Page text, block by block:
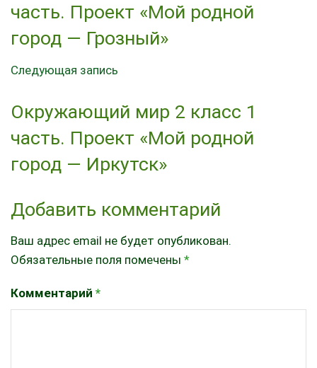
часть. Проект «Мой родной
город — Грозный»
Следующая запись
Окружающий мир 2 класс 1
часть. Проект «Мой родной
город — Иркутск»
Добавить комментарий
Ваш адрес email не будет опубликован.
Обязательные поля помечены *
Комментарий *